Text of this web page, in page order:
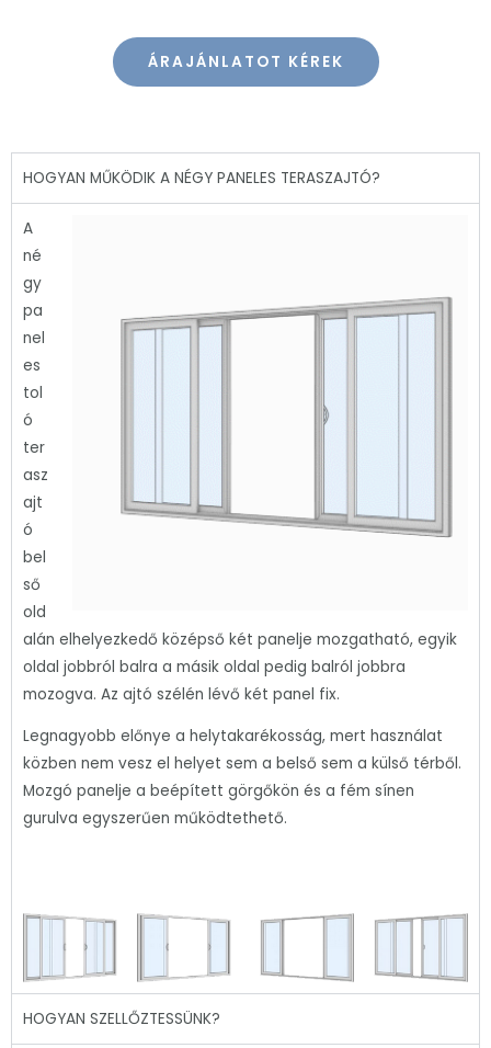
ÁRAJÁNLATOT KÉREK
HOGYAN MŰKÖDIK A NÉGY PANELES TERASZAJTÓ?
A
né
gy
pa
nel
es
tol
ó
ter
asz
ajt
ó
bel
ső
old
alán elhelyezkedő középső két panelje mozgatható, egyik
oldal jobbról balra a másik oldal pedig balról jobbra
mozogva. Az ajtó szélén lévő két panel fix.
Legnagyobb előnye a helytakarékosság, mert használat
közben nem vesz el helyet sem a belső sem a külső térből.
Mozgó panelje a beépített görgőkön és a fém sínen
gurulva egyszerűen működtethető.
HOGYAN SZELLŐZTESSÜNK?